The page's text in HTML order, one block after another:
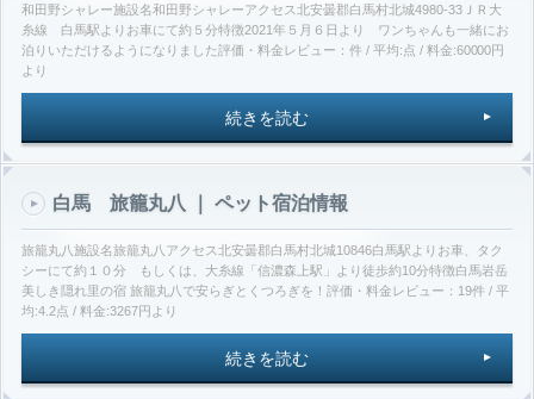
和田野シャレー施設名和田野シャレーアクセス北安曇郡白馬村北城4980-33ＪＲ大
糸線 白馬駅よりお車にて約５分特徴2021年５月６日より ワンちゃんも一緒にお
泊りいただけるようになりました評価・料金レビュー：件 / 平均:点 / 料金:60000円
より
続きを読む
白馬 旅籠丸八 ｜ ペット宿泊情報
旅籠丸八施設名旅籠丸八アクセス北安曇郡白馬村北城10846白馬駅よりお車、タク
シーにて約１０分 もしくは、大糸線「信濃森上駅」より徒歩約10分特徴白馬岩岳
美しき隠れ里の宿 旅籠丸八で安らぎとくつろぎを！評価・料金レビュー：19件 / 平
均:4.2点 / 料金:3267円より
続きを読む